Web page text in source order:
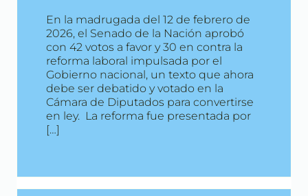
En la madrugada del 12 de febrero de
2026, el Senado de la Nación aprobó
con 42 votos a favor y 30 en contra la
reforma laboral impulsada por el
Gobierno nacional, un texto que ahora
debe ser debatido y votado en la
Cámara de Diputados para convertirse
en ley. La reforma fue presentada por
[…]